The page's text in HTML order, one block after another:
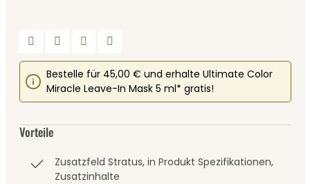
Bestelle für 45,00 € und erhalte Ultimate Color
Miracle Leave-In Mask 5 ml* gratis!
Vorteile
Zusatzfeld Stratus, in Produkt Spezifikationen,
Zusatzinhalte